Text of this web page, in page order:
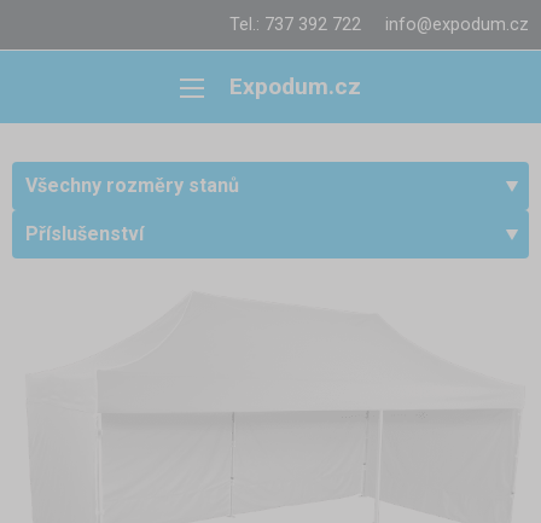
Tel.: 737 392 722 info@expodum.cz
Expodum.cz
Všechny rozměry stanů
Příslušenství